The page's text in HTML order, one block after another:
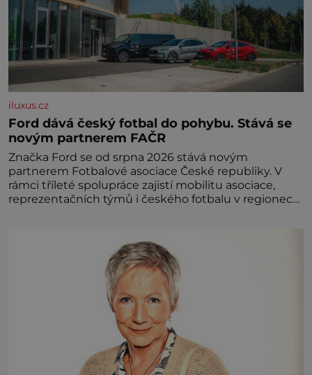
iluxus.cz
Ford dává český fotbal do pohybu. Stává se
novým partnerem FAČR
Značka Ford se od srpna 2026 stává novým
partnerem Fotbalové asociace České republiky. V
rámci tříleté spolupráce zajistí mobilitu asociace,
reprezentačních týmů i českého fotbalu v regionech.